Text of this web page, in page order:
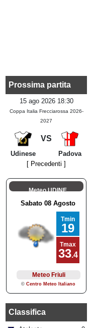
Prossima partita
15 ago 2026 18:30
Coppa Italia Frecciarossa 2026-
2027
VS
Udinese
Padova
[ Precedenti ]
Meteo UDINE
Classifica